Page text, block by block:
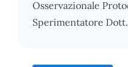
Osservazionale
Sperimentatore